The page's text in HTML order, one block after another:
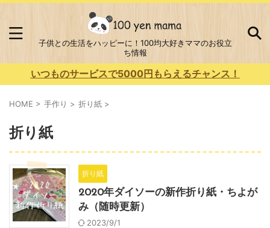
子供との生活をハッピーに！100均大好きママのお役立
ち情報
いつものサービスで5000円もらえるチャンス！
HOME > 手作り > 折り紙 >
折り紙
折り紙
2020年ダイソーの新作折り紙・ちよが
み（随時更新）
2023/9/1